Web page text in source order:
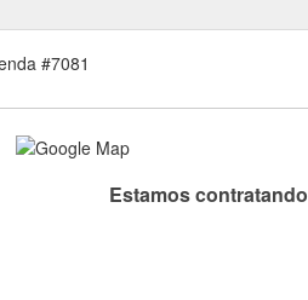
#7081
Estamos contratando